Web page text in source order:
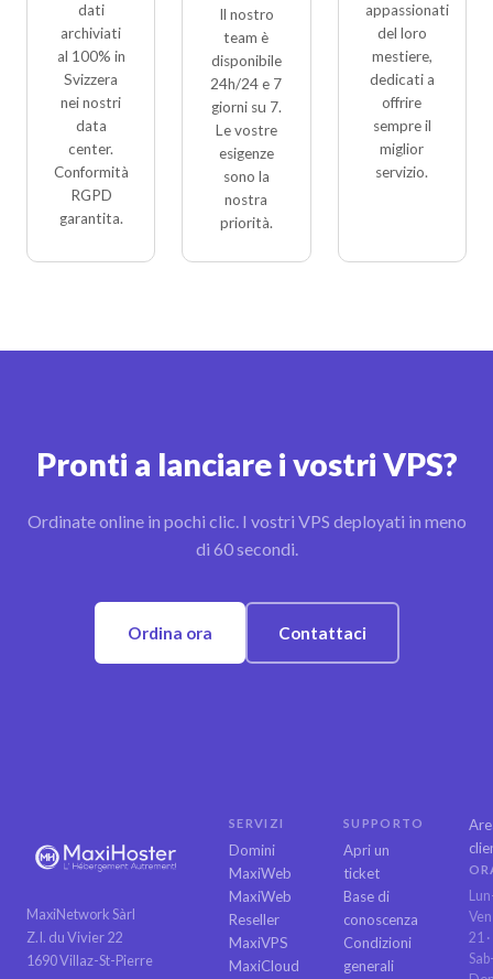
dati
archiviati
al 100% in
Svizzera
nei nostri
data
center.
Conformità
RGPD
garantita.
Il nostro
team è
disponibile
24h/24 e 7
giorni su 7.
Le vostre
esigenze
sono la
nostra
priorità.
appassionati
del loro
mestiere,
dedicati a
offrire
sempre il
miglior
servizio.
Pronti a lanciare i vostri VPS?
Ordinate online in pochi clic. I vostri VPS deployati in meno
di 60 secondi.
Ordina ora Contattaci
MaxiNetwork Sàrl
Z.I. du Vivier 22
1690 Villaz-St-Pierre
SERVIZI
Domini
MaxiWeb
MaxiWeb
Reseller
MaxiVPS
MaxiCloud
SUPPORTO
Apri un
ticket
Base di
conoscenza
Condizioni
generali
21 ·